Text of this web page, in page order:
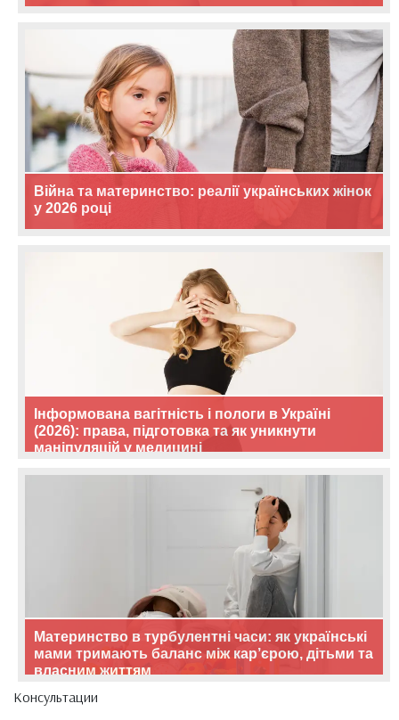
Війна та материнство: реалії українських жінок
у 2026 році
Інформована вагітність і пологи в Україні
(2026): права, підготовка та як уникнути
маніпуляцій у медицині
Материнство в турбулентні часи: як українські
мами тримають баланс між кар’єрою, дітьми та
власним життям
Консультации